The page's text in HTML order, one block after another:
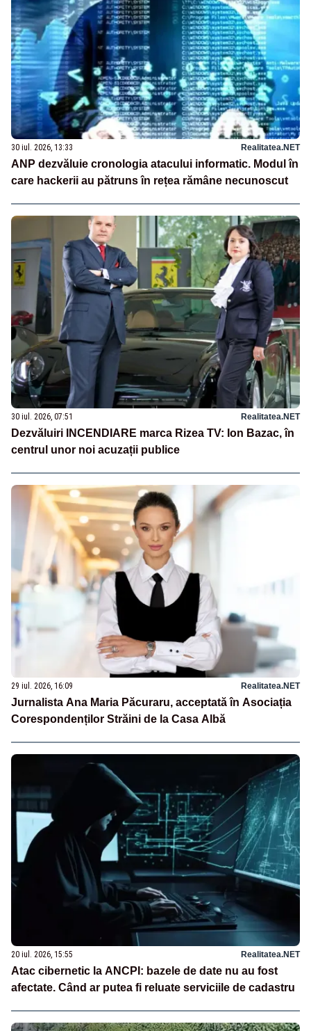
30 iul. 2026, 13:33 Realitatea.NET
ANP dezvăluie cronologia atacului informatic. Modul în
care hackerii au pătruns în rețea rămâne necunoscut
30 iul. 2026, 07:51 Realitatea.NET
Dezvăluiri INCENDIARE marca Rizea TV: Ion Bazac, în
centrul unor noi acuzații publice
29 iul. 2026, 16:09 Realitatea.NET
Jurnalista Ana Maria Păcuraru, acceptată în Asociația
Corespondenților Străini de la Casa Albă
20 iul. 2026, 15:55 Realitatea.NET
Atac cibernetic la ANCPI: bazele de date nu au fost
afectate. Când ar putea fi reluate serviciile de cadastru